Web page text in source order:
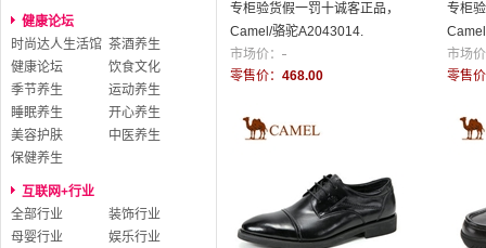
健康论坛
时尚达人生活馆 茶酒养生
健康论坛
饮食文化
季节养生
运动养生
睡眠养生
开心养生
美容护肤
中医养生
保健养生
互联网+行业
全部行业
装饰行业
母婴行业
娱乐行业
专柜验货假一罚十诚客正品，
Camel/骆驼A2043014.
市场价： -
零售价： 468.00
专柜
市场
零售